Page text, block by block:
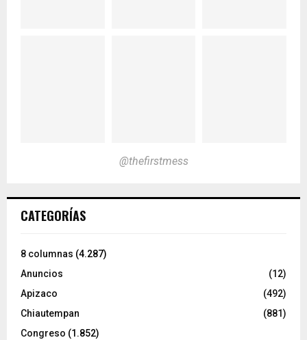
@thefirstmess
CATEGORÍAS
8 columnas (4.287)
Anuncios
(12)
Apizaco
(492)
Chiautempan
(881)
Congreso (1.852)